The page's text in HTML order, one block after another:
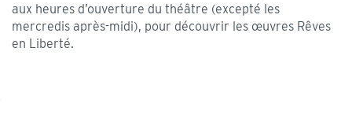
aux heures d’ouverture du théâtre (excepté les
mercredis après-midi), pour découvrir les œuvres Rêves
en Liberté.